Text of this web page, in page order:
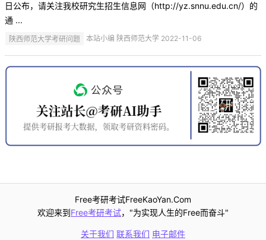
日公布，请关注我校研究生招生信息网（http://yz.snnu.edu.cn/）的
通 ...
陕西师范大学考研问题 本站小编 陕西师范大学 2022-11-06
Free考研考试FreeKaoYan.Com
欢迎来到Free考研考试，"为实现人生的Free而奋斗"
关于我们 联系我们 电子邮件